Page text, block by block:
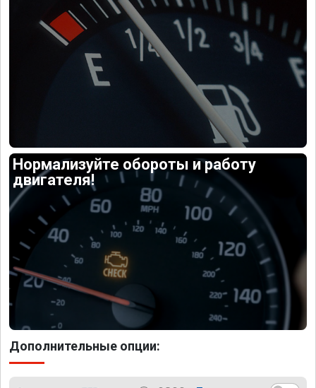
Нормализуйте обороты и работу
двигателя!
Дополнительные опции: